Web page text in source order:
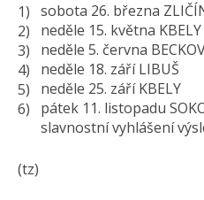
sobota 26. března
neděle 15. května KBELY
neděle 5. června
neděle 18. září LIBUŠ
neděle 25. září KBELY
pátek 11. listopadu
slavnostní vyhlášení
(tz)